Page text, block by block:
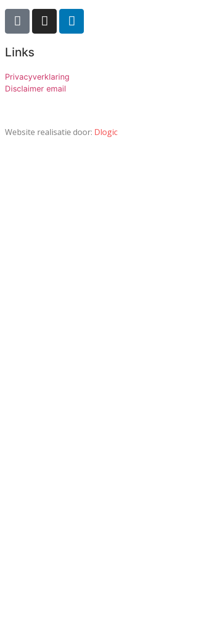
Links
Privacyverklaring
Disclaimer email
Website realisatie door: Dlogic